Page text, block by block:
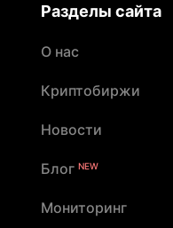
Разделы сайта
О нас
Криптобиржи
Новости
Блог NEW
Мониторинг